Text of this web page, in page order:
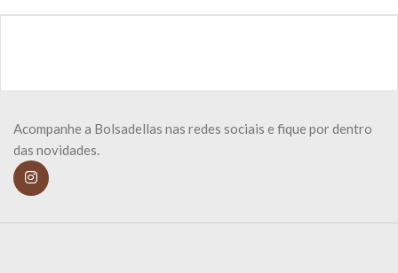
Acompanhe a Bolsadellas nas redes sociais e fique por dentro
das novidades.